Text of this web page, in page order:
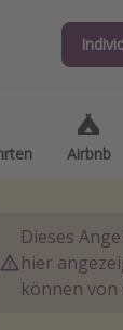
Airbnb
Dieses
hier
können von